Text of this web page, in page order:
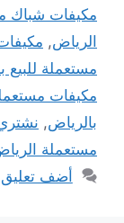
مكيفات شباك
الرياض,
مستعملة للبيع
مكيفات
بالرياض,
مستعملة
أضف تعليق